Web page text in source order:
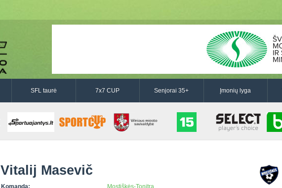
SFL taurė 7x7 CUP Senjorai 35+ Įmonių lyga
Vitalij Masevič
Komanda:
Mostiškės-Tonitra